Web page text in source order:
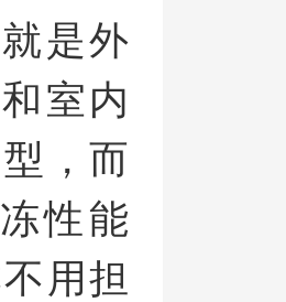
是外
室内
，而
性能
用担